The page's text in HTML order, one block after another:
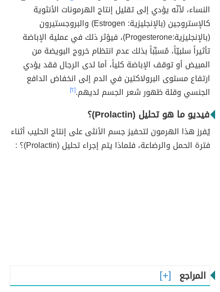
النساء، لأنّه يؤدي إلى تقليل إنتاج الهرمونات الأنثوية
كالإستروجين (بالإنجليزية: Estrogen) والبروجستيرون
(بالإنجليزية:Progesterone)، فيؤثر ذلك في عملية الإباضة
تأثيراً سلبيّاً، مُسبِّباً بذلك عدم انتظام خروج البويضة من
المبيض أو توقف الإباضة كلياً، أما لدى الرجال فقد يؤدي
ارتفاع مستوى البرولاكتين في الدم إلى انخفاض الدافع
الجنسي وقلة ظهور شعر الجسم لديهم.[٢]
فيديو ما هو تحليل (Prolactin)؟
يُفرز هذا الهرمون لتحفيز جسم الأنثى على إنتاج الحليب أثناء
فترة الحمل والرضاعة، فلماذا يتم إجراء تحليل (Prolactin)؟ :
المراجع